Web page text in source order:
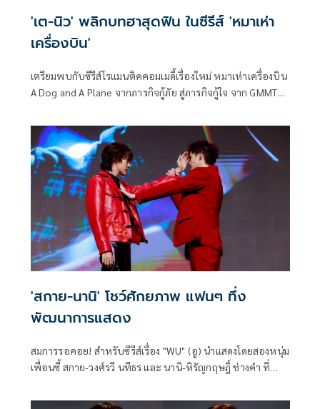
'เต-นิว' พลิกบทฮาสุดฟิน ในซีรีส์ 'หมาเห่า
เครื่องบิน'
เตรียมพบกับซีรีส์โรแมนติคคอมเมดี้เรื่องใหม่ หมาเห่าเครื่องบิน
A Dog and A Plane จากภารกิจกู้ภัย สู่ภารกิจกู้ใจ จาก GMMTV
คอยการกลับมาประชันฝีมือกันอีกครั้งของคู่จิ้นสุดฮอต เต-
ตะวัน วิหครัตน์ และ นิว-ฐิติภูมิ เตชะอภัยคุณ ที่ควงคู่พลิกบท
ฮาสุดฟินลั่นท่าอากาศยาน
'สกาย-นานิ' โชว์ศักยภาพ แฟนๆ ทึ่ง
พัฒนาการแสดง
สมการรอคอย! สำหรับซีรีส์เรื่อง "WU" (อู) นำแสดงโดยสองหนุ่ม
เพื่อนซี้ สกาย-วงศ์รวี นทีธร และ นานิ-หิรัญกฤษฎิ์ ช่างคำ ที่
10.2 ล้านครั้ง ในทุกช่องทางออนไลน์ของ GMMTV พร้อม